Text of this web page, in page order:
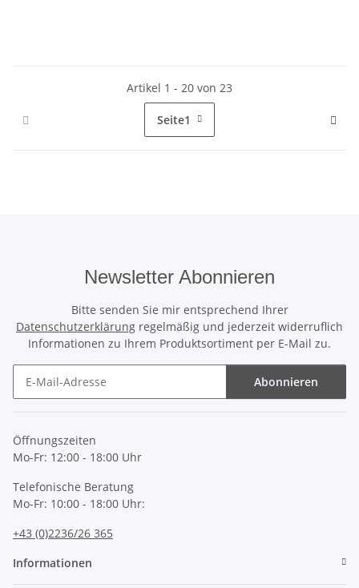
Artikel 1 - 20 von 23
Seite1
Newsletter Abonnieren
Bitte senden Sie mir entsprechend Ihrer
Datenschutzerklärung regelmäßig und jederzeit widerruflich
Informationen zu Ihrem Produktsortiment per E-Mail zu.
Abonnieren
Öffnungszeiten
Mo-Fr: 12:00 - 18:00 Uhr
Telefonische Beratung
Mo-Fr: 10:00 - 18:00 Uhr:
+43 (0)2236/26 365
Informationen